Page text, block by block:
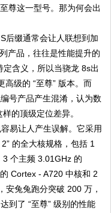
尊这一型号。那为何会出
后缀通常会让人联想到加
产品，往往是性能提升的
定含义，所以当骁龙 8s出
级的 “至尊” 版本。而
号产品产生混淆，认为数
的顶级定位差异。
易让人产生误解。它采用
的全大核规格，包括 1
个主频 3.01GHz 的
Cortex - A720 中核和 2
安兔兔跑分突破 200 万，
到了 “至尊” 级别的性能